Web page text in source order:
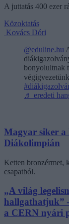
A juttatás 400 ezer
Közoktatás
Kovács Dóri
@eduline.hu
bonyolultnak
♬ eredeti
Magyar siker a
Diákolimpián
Ketten bronzérmet,
csapatból.
„A világ
hallgathatjuk”
a CERN nyári